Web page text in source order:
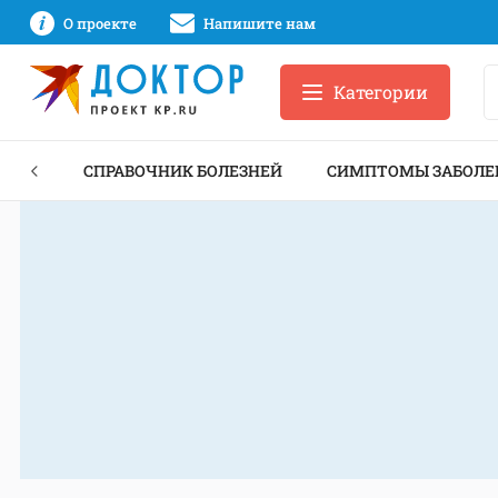
О проекте Напишите нам
Категории
СПРАВОЧНИК БОЛЕЗНЕЙ СИМПТОМЫ